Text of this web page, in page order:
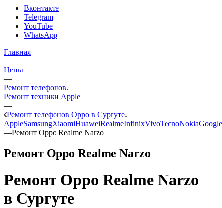
Вконтакте
Telegram
YouTube
WhatsApp
Главная
—
Цены
—
Ремонт телефонов
Ремонт техники Apple
—
Ремонт телефонов Oppo в Сургуте
AppleSamsungXiaomiHuaweiRealmeInfinixVivoTecnoNokiaGoogle
—Ремонт Oppo Realme Narzo
Ремонт Oppo Realme Narzo
Ремонт Oppo Realme Narzo
в Сургуте